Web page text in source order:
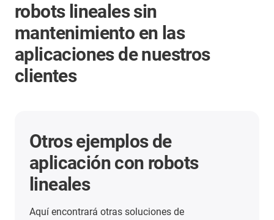
robots lineales sin
mantenimiento en las
aplicaciones de nuestros
clientes
Otros ejemplos de
aplicación con robots
lineales
Aquí encontrará otras soluciones de